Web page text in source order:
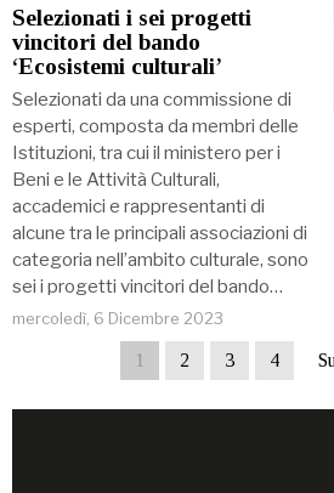
Selezionati i sei progetti
vincitori del bando
‘Ecosistemi culturali’
Selezionati da una commissione di
esperti, composta da membri delle
Istituzioni, tra cui il ministero per i
Beni e le Attività Culturali,
accademici e rappresentanti di
alcune tra le principali associazioni di
categoria nell’ambito culturale, sono
sei i progetti vincitori del bando…
mercoledì, 6 Dicembre 2023
1 2 3 4